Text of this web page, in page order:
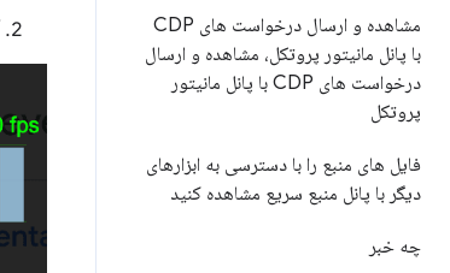
مشاهده و ارسال درخواست های CDP
با پانل مانیتور پروتکل، مشاهده و ارسال
درخواست های CDP با پانل مانیتور
پروتکل
فایل های منبع را با دسترسی به ابزارهای
دیگر با پانل منبع سریع مشاهده کنید
چه خبر